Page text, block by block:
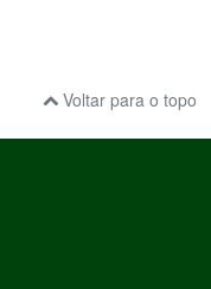
Voltar para o topo